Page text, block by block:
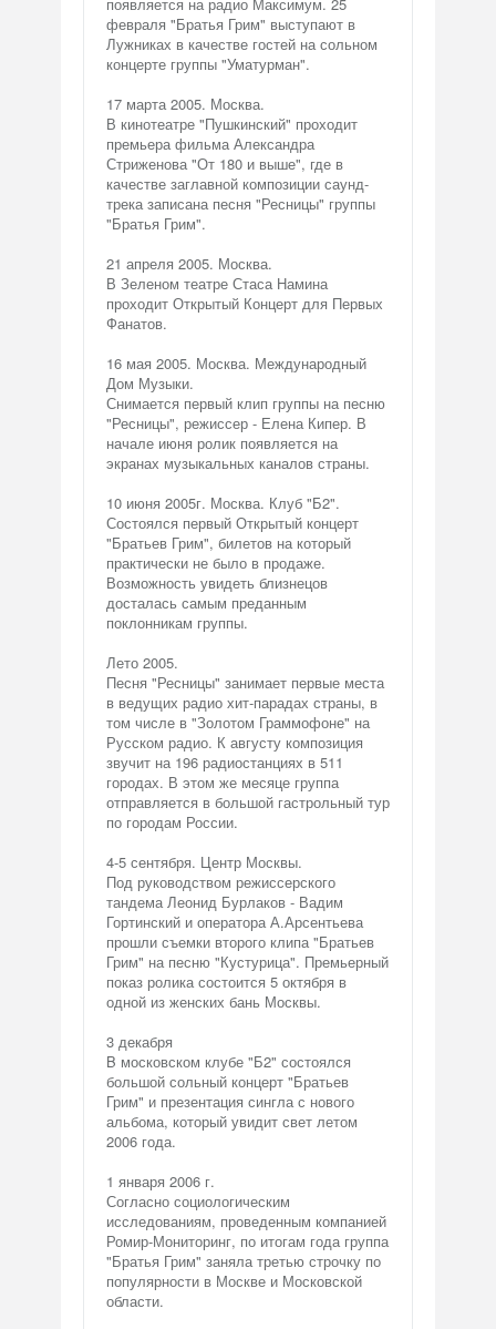
февраля "Братья Грим" выступают в
Лужниках в качестве гостей на сольном
концерте группы "Уматурман".
17 марта 2005. Москва.
В кинотеатре "Пушкинский" проходит
премьера фильма Александра
Стриженова "От 180 и выше", где в
качестве заглавной композиции саунд-
трека записана песня "Ресницы" группы
"Братья Грим".
21 апреля 2005. Москва.
В Зеленом театре Стаса Намина
проходит Открытый Концерт для Первых
Фанатов.
16 мая 2005. Москва. Международный
Дом Музыки.
Снимается первый клип группы на песню
"Ресницы", режиссер - Елена Кипер. В
начале июня ролик появляется на
экранах музыкальных каналов страны.
10 июня 2005г. Москва. Клуб "Б2".
Состоялся первый Открытый концерт
"Братьев Грим", билетов на который
практически не было в продаже.
Возможность увидеть близнецов
досталась самым преданным
поклонникам группы.
Лето 2005.
Песня "Ресницы" занимает первые места
в ведущих радио хит-парадах страны, в
том числе в "Золотом Граммофоне" на
Русском радио. К августу композиция
звучит на 196 радиостанциях в 511
городах. В этом же месяце группа
отправляется в большой гастрольный тур
по городам России.
4-5 сентября. Центр Москвы.
Под руководством режиссерского
тандема Леонид Бурлаков - Вадим
Гортинский и оператора А.Арсентьева
прошли съемки второго клипа "Братьев
Грим" на песню "Кустурица". Премьерный
показ ролика состоится 5 октября в
одной из женских бань Москвы.
3 декабря
B московском клубе "Б2" состоялся
большой сольный концерт "Братьев
Грим" и презентация сингла с нового
альбома, который увидит свет летом
2006 года.
1 января 2006 г.
Согласно социологическим
исследованиям, проведенным компанией
Ромир-Мониторинг, по итогам года группа
"Братья Грим" заняла третью строчку по
популярности в Москве и Московской
области.